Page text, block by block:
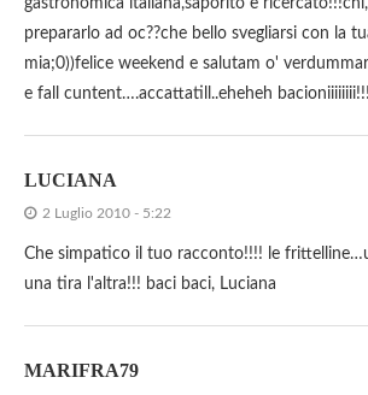
gastronomica italiana,saporito e
prepararlo ad oc??che bello svegliarsi con la
mia;0))felice weekend e salutam o'
e fall cuntent….accattatill..eheheh
LUCIANA
2 Luglio 2010 - 5:22
Che simpatico il tuo racconto!!!! le
una tira l'altra!!! baci baci, Luciana
MARIFRA79